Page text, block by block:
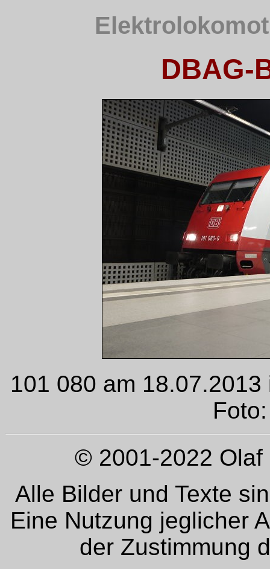
DBAG-
101 080 am
© 2001-2022 Olaf
Alle Bilder und Texte
Eine Nutzung jeglicher
der Zustimmung